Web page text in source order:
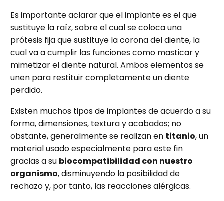
Es importante aclarar que el implante es el que
sustituye la raíz, sobre el cual se coloca una
prótesis fija que sustituye la corona del diente, la
cual va a cumplir las funciones como masticar y
mimetizar el diente natural. Ambos elementos se
unen para restituir completamente un diente
perdido.
Existen muchos tipos de implantes de acuerdo a su
forma, dimensiones, textura y acabados; no
obstante, generalmente se realizan en titanio, un
material usado especialmente para este fin
gracias a su biocompatibilidad con nuestro
organismo, disminuyendo la posibilidad de
rechazo y, por tanto, las reacciones alérgicas.